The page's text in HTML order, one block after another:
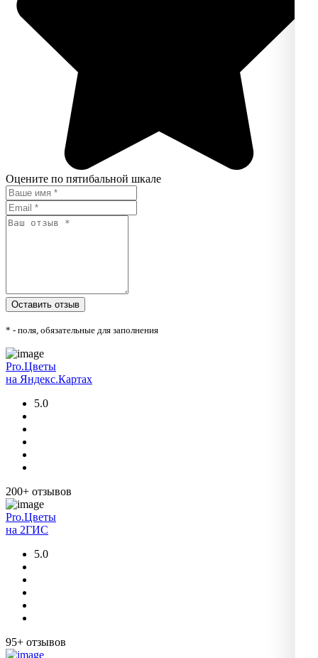
Оцените по пятибальной шкале
* - поля, обязательные для заполнения
Pro.Цветы
на Яндекс.Картах
5.0
200+ отзывов
Pro.Цветы
на 2ГИС
5.0
95+ отзывов